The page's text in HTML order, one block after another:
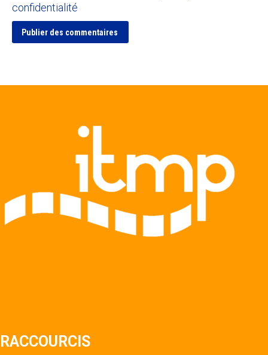
confidentialité
Publier des commentaires
RACCOURCIS